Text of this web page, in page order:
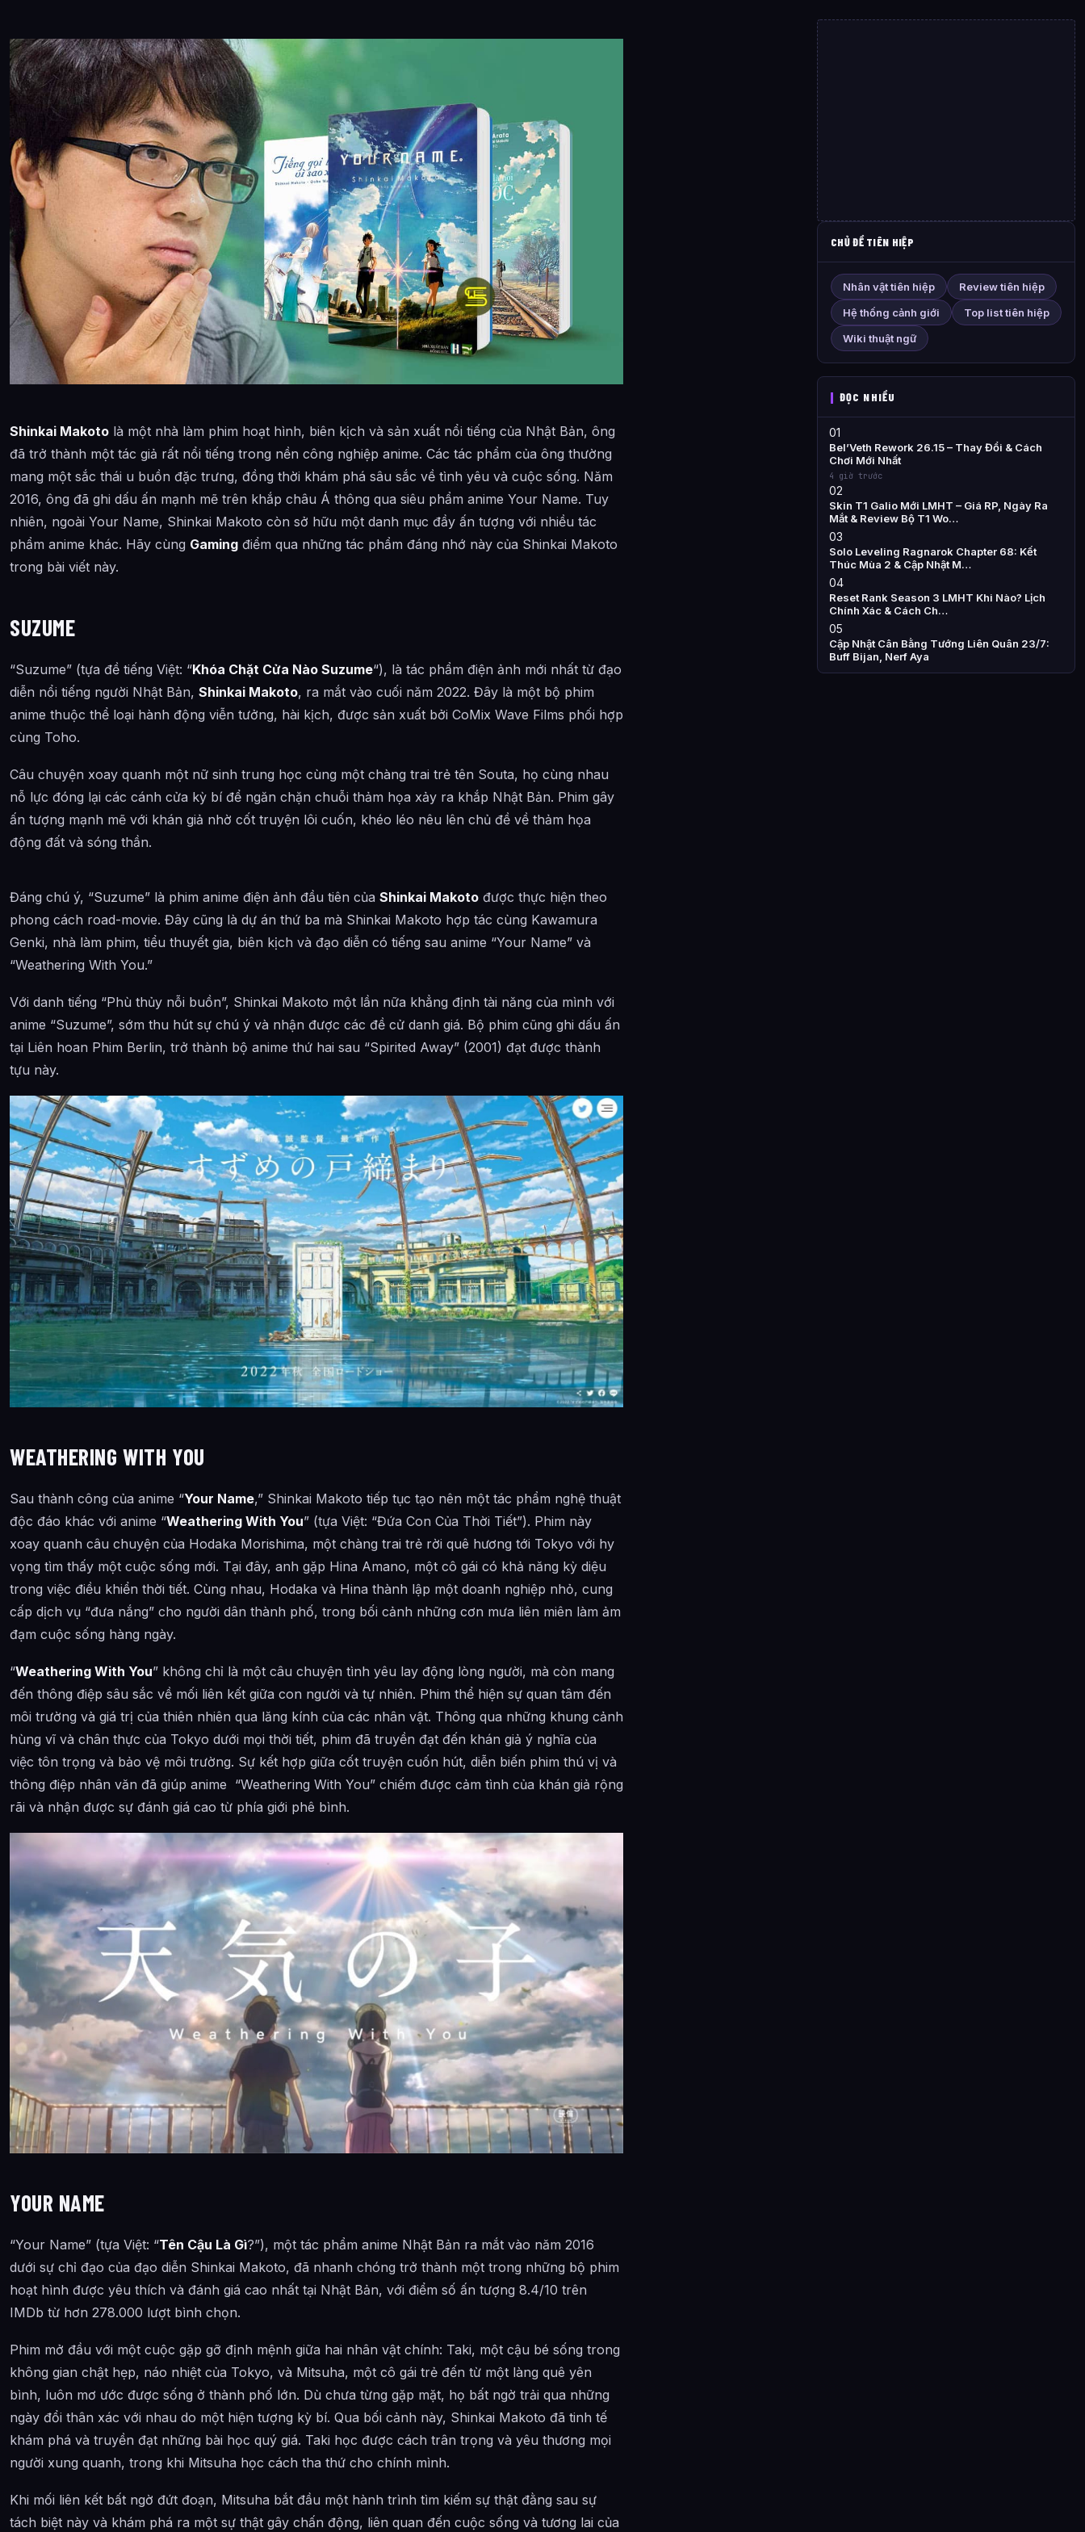
Shinkai Makoto là một nhà làm phim hoạt hình, biên kịch và sản xuất nổi tiếng của Nhật Bản, ông
đã trở thành một tác giả rất nổi tiếng trong nền công nghiệp anime. Các tác phẩm của ông thường
mang một sắc thái u buồn đặc trưng, đồng thời khám phá sâu sắc về tình yêu và cuộc sống. Năm
2016, ông đã ghi dấu ấn mạnh mẽ trên khắp châu Á thông qua siêu phẩm anime Your Name. Tuy
nhiên, ngoài Your Name, Shinkai Makoto còn sở hữu một danh mục đầy ấn tượng với nhiều tác
phẩm anime khác. Hãy cùng Gaming điểm qua những tác phẩm đáng nhớ này của Shinkai Makoto
trong bài viết này.
SUZUME
“Suzume” (tựa đề tiếng Việt: “Khóa Chặt Cửa Nào Suzume“), là tác phẩm điện ảnh mới nhất từ đạo
diễn nổi tiếng người Nhật Bản, Shinkai Makoto, ra mắt vào cuối năm 2022. Đây là một bộ phim
anime thuộc thể loại hành động viễn tưởng, hài kịch, được sản xuất bởi CoMix Wave Films phối hợp
cùng Toho.
Câu chuyện xoay quanh một nữ sinh trung học cùng một chàng trai trẻ tên Souta, họ cùng nhau
nỗ lực đóng lại các cánh cửa kỳ bí để ngăn chặn chuỗi thảm họa xảy ra khắp Nhật Bản. Phim gây
ấn tượng mạnh mẽ với khán giả nhờ cốt truyện lôi cuốn, khéo léo nêu lên chủ đề về thảm họa
động đất và sóng thần.
Đáng chú ý, “Suzume” là phim anime điện ảnh đầu tiên của Shinkai Makoto được thực hiện theo
phong cách road-movie. Đây cũng là dự án thứ ba mà Shinkai Makoto hợp tác cùng Kawamura
Genki, nhà làm phim, tiểu thuyết gia, biên kịch và đạo diễn có tiếng sau anime “Your Name” và
“Weathering With You.”
Với danh tiếng “Phù thủy nỗi buồn”, Shinkai Makoto một lần nữa khẳng định tài năng của mình với
anime “Suzume”, sớm thu hút sự chú ý và nhận được các đề cử danh giá. Bộ phim cũng ghi dấu ấn
tại Liên hoan Phim Berlin, trở thành bộ anime thứ hai sau “Spirited Away” (2001) đạt được thành
tựu này.
WEATHERING WITH YOU
Sau thành công của anime “Your Name,” Shinkai Makoto tiếp tục tạo nên một tác phẩm nghệ thuật
độc đáo khác với anime “Weathering With You” (tựa Việt: “Đứa Con Của Thời Tiết”). Phim này
xoay quanh câu chuyện của Hodaka Morishima, một chàng trai trẻ rời quê hương tới Tokyo với hy
vọng tìm thấy một cuộc sống mới. Tại đây, anh gặp Hina Amano, một cô gái có khả năng kỳ diệu
trong việc điều khiển thời tiết. Cùng nhau, Hodaka và Hina thành lập một doanh nghiệp nhỏ, cung
cấp dịch vụ “đưa nắng” cho người dân thành phố, trong bối cảnh những cơn mưa liên miên làm ảm
đạm cuộc sống hàng ngày.
“Weathering With You” không chỉ là một câu chuyện tình yêu lay động lòng người, mà còn mang
đến thông điệp sâu sắc về mối liên kết giữa con người và tự nhiên. Phim thể hiện sự quan tâm đến
môi trường và giá trị của thiên nhiên qua lăng kính của các nhân vật. Thông qua những khung cảnh
hùng vĩ và chân thực của Tokyo dưới mọi thời tiết, phim đã truyền đạt đến khán giả ý nghĩa của
việc tôn trọng và bảo vệ môi trường. Sự kết hợp giữa cốt truyện cuốn hút, diễn biến phim thú vị và
thông điệp nhân văn đã giúp anime “Weathering With You” chiếm được cảm tình của khán giả rộng
rãi và nhận được sự đánh giá cao từ phía giới phê bình.
YOUR NAME
“Your Name” (tựa Việt: “Tên Cậu Là Gì?”), một tác phẩm anime Nhật Bản ra mắt vào năm 2016
dưới sự chỉ đạo của đạo diễn Shinkai Makoto, đã nhanh chóng trở thành một trong những bộ phim
hoạt hình được yêu thích và đánh giá cao nhất tại Nhật Bản, với điểm số ấn tượng 8.4/10 trên
IMDb từ hơn 278.000 lượt bình chọn.
Phim mở đầu với một cuộc gặp gỡ định mệnh giữa hai nhân vật chính: Taki, một cậu bé sống trong
không gian chật hẹp, náo nhiệt của Tokyo, và Mitsuha, một cô gái trẻ đến từ một làng quê yên
bình, luôn mơ ước được sống ở thành phố lớn. Dù chưa từng gặp mặt, họ bất ngờ trải qua những
ngày đổi thân xác với nhau do một hiện tượng kỳ bí. Qua bối cảnh này, Shinkai Makoto đã tinh tế
khám phá và truyền đạt những bài học quý giá. Taki học được cách trân trọng và yêu thương mọi
người xung quanh, trong khi Mitsuha học cách tha thứ cho chính mình.
Khi mối liên kết bất ngờ đứt đoạn, Mitsuha bắt đầu một hành trình tìm kiếm sự thật đằng sau sự
tách biệt này và khám phá ra một sự thật gây chấn động, liên quan đến cuộc sống và tương lai của
CHỦ ĐỀ TIÊN HIỆP
Nhân vật tiên hiệp
Review tiên hiệp
Hệ thống cảnh giới
Top list tiên hiệp
Wiki thuật ngữ
ĐỌC NHIỀU
01
Bel’Veth Rework 26.15 – Thay Đổi & Cách
Chơi Mới Nhất
4 giờ trước
02
Skin T1 Galio Mới LMHT – Giá RP, Ngày Ra
Mắt & Review Bộ T1 Wo…
03
Solo Leveling Ragnarok Chapter 68: Kết
Thúc Mùa 2 & Cập Nhật M…
04
Reset Rank Season 3 LMHT Khi Nào? Lịch
Chính Xác & Cách Ch…
05
Cập Nhật Cân Bằng Tướng Liên Quân 23/7:
Buff Bijan, Nerf Aya